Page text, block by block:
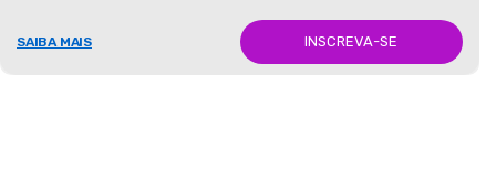
SAIBA MAIS INSCREVA-SE